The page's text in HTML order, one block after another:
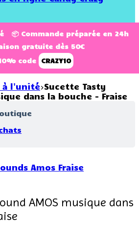
📦 Commande préparée en 24h
gratuite dès 50€
code
CRAZY10
à l'unité Sucette Tasty
dans la bouche - Fraise
AMOS musique dans